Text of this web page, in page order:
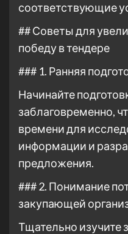
соответствующие
## Советы для
победу в тендере
### 1. Ранняя
Начинайте
заблаговременно,
времени для
информации и
предложения.
### 2. Понимание
закупающей
Тщательно